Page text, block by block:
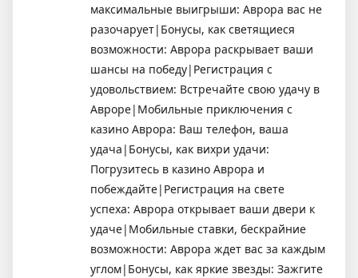
максимальные выигрыши: Аврора вас не
разочарует|Бонусы, как светящиеся
возможности: Аврора раскрывает ваши
шансы на победу|Регистрация с
удовольствием: Встречайте свою удачу в
Авроре|Мобильные приключения с
казино Аврора: Ваш телефон, ваша
удача|Бонусы, как вихри удачи:
Погрузитесь в казино Аврора и
побеждайте|Регистрация на свете
успеха: Аврора открывает ваши двери к
удаче|Мобильные ставки, бескрайние
возможности: Аврора ждет вас за каждым
углом|Бонусы, как яркие звезды: Зажгите